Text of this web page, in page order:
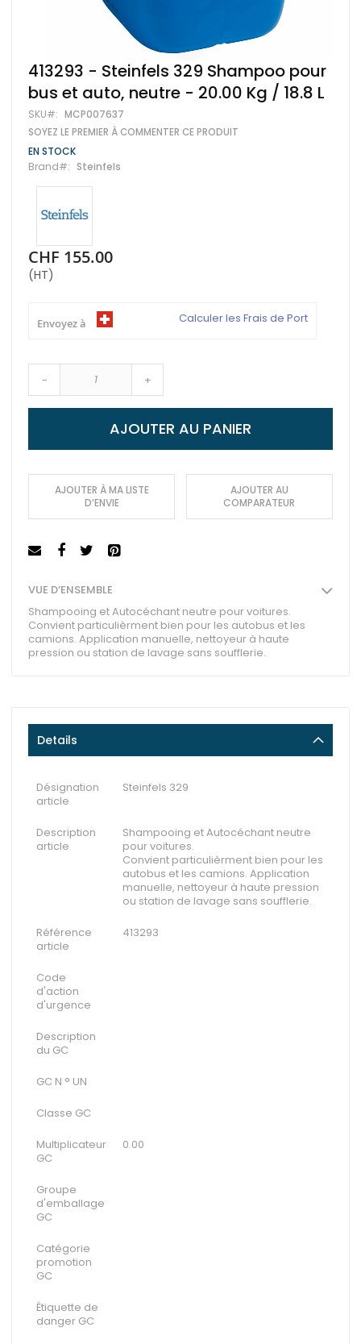
Skip
to
the
beginning
of
the
images
gallery
413293 - Steinfels 329 Shampoo pour
bus et auto, neutre - 20.00 Kg / 18.8 L
SKU MCP007637
SOYEZ LE PREMIER À COMMENTER CE PRODUIT
EN STOCK
Brand
Steinfels
CHF 155.00
(HT)
Envoyez à Calculer les Frais de Port
- +
AJOUTER AU PANIER
AJOUTER À MA LISTE
D’ENVIE
AJOUTER AU
COMPARATEUR
VUE D’ENSEMBLE
Shampooing et Autocéchant neutre pour voitures.
Convient particulièrment bien pour les autobus et les
camions. Application manuelle, nettoyeur à haute
pression ou station de lavage sans soufflerie.
Details
Désignation
article
Steinfels 329
Description
article
Shampooing et Autocéchant neutre
pour voitures.
Convient particulièrment bien pour les
autobus et les camions. Application
manuelle, nettoyeur à haute pression
ou station de lavage sans soufflerie.
Référence
article
413293
Code
d'action
d'urgence
Description
du GC
GC N ° UN
Classe GC
Multiplicateur
GC
0.00
Groupe
d'emballage
GC
Catégorie
promotion
GC
Étiquette de
danger GC